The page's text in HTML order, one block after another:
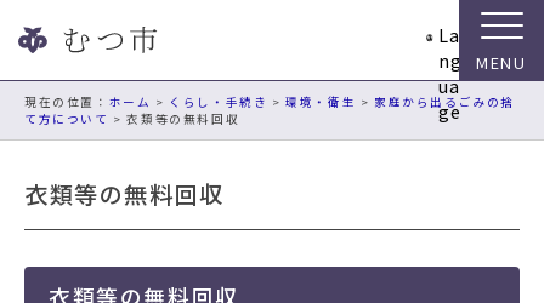
ビ
La
ng
ua
ge
現在の位置： ホーム > くらし・手続き >環境・衛生 > 家庭から出るごみの捨
て方について > 衣類等の無料回収
衣類等の無料回収
衣類等の無料回収